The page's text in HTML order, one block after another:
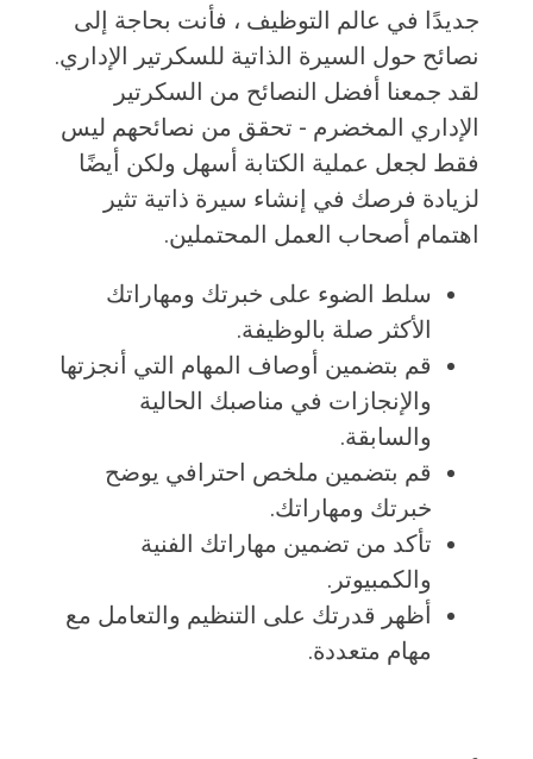
جديدًا في عالم التوظيف ، فأنت بحاجة إلى
نصائح حول السيرة الذاتية للسكرتير الإداري.
لقد جمعنا أفضل النصائح من السكرتير
الإداري المخضرم - تحقق من نصائحهم ليس
فقط لجعل عملية الكتابة أسهل ولكن أيضًا
لزيادة فرصك في إنشاء سيرة ذاتية تثير
اهتمام أصحاب العمل المحتملين.
سلط الضوء على خبرتك ومهاراتك
الأكثر صلة بالوظيفة.
قم بتضمين أوصاف المهام التي أنجزتها
والإنجازات في مناصبك الحالية
والسابقة.
قم بتضمين ملخص احترافي يوضح
خبرتك ومهاراتك.
تأكد من تضمين مهاراتك الفنية
والكمبيوتر.
أظهر قدرتك على التنظيم والتعامل مع
مهام متعددة.